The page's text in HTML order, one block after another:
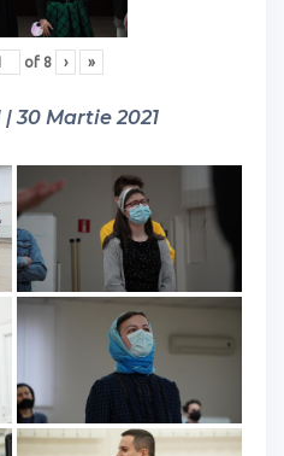
of 8 › »
30 Martie 2021